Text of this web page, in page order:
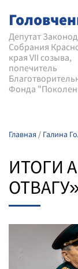
Депутат
Собрания
края VII созыва,
попечитель
Фонда
Главная / Галина
ИТОГИ